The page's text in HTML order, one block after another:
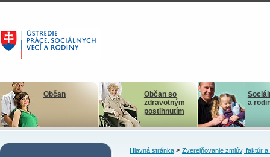
Občan
Občan so
zdravotným
postihnutím
a
Hlavná stránka> Zverejňovanie zmlúv, faktúr a